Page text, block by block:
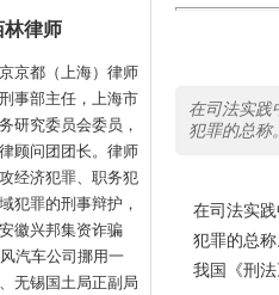
林律师
京都（上海）律师
事部主任，上海市
研究委员会委员，
顾问团团长。律师
经济犯罪、职务犯
犯罪的刑事辩护，
徽兴邦集资诈骗
汽车公司挪用一
无锡国土局正副局
在司法实践
犯罪的总称
在司法实
犯罪的总
我国《刑